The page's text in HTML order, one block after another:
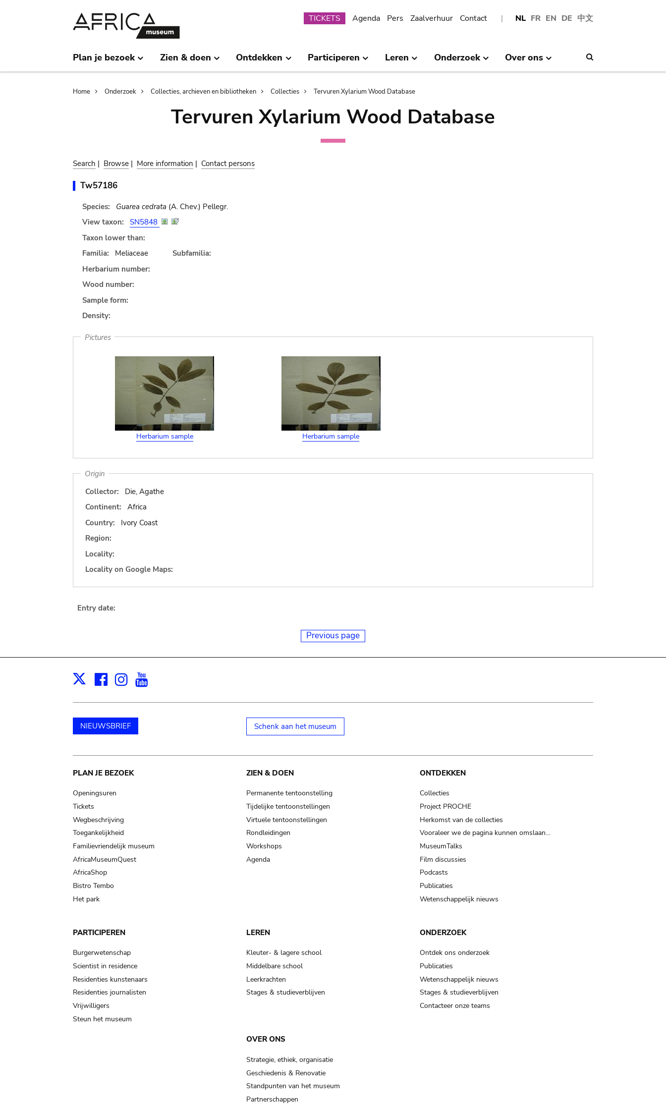
NL FR EN DE 中文
Submenu
TICKETS Agenda Pers Zaalverhuur Contact
Plan je bezoek Zien & doen Ontdekken Participeren Leren Onderzoek Over ons
Breadcrumb
Home Onderzoek Collecties, archieven en bibliotheken Collecties Tervuren Xylarium Wood Database
Tervuren Xylarium Wood Database
Search | Browse | More information | Contact persons
Tw57186
Species: Guarea cedrata (A. Chev.) Pellegr.
View taxon:
SN5848
Taxon lower than:
Familia:
Meliaceae
Subfamilia:
Herbarium number:
Wood number:
Sample form:
Density:
Pictures
Herbarium sample Herbarium sample
Origin
Collector:
Die, Agathe
Continent:
Africa
Country:
Ivory Coast
Region:
Locality:
Locality on Google Maps:
Entry date:
Previous page
X Facebook
Instagram
NIEUWSBRIEF Schenk aan het museum
Main
navigation
PLAN JE BEZOEK
Openingsuren
Tickets
Wegbeschrijving
Toegankelijkheid
Familievriendelijk museum
AfricaMuseumQuest
AfricaShop
Bistro Tembo
Het park
ZIEN & DOEN
Permanente tentoonstelling
Tijdelijke tentoonstellingen
Virtuele tentoonstellingen
Rondleidingen
Workshops
Agenda
ONTDEKKEN
Collecties
Project PROCHE
Herkomst van de collecties
Vooraleer we de pagina kunnen omslaan…
MuseumTalks
Film discussies
Podcasts
Publicaties
Wetenschappelijk nieuws
PARTICIPEREN
Burgerwetenschap
Scientist in residence
Residenties kunstenaars
Residenties journalisten
Vrijwilligers
Steun het museum
LEREN
Kleuter- & lagere school
Middelbare school
Leerkrachten
Stages & studieverblijven
ONDERZOEK
Ontdek ons onderzoek
Publicaties
Wetenschappelijk nieuws
Stages & studieverblijven
Contacteer onze teams
OVER ONS
Strategie, ethiek, organisatie
Geschiedenis & Renovatie
Standpunten van het museum
Partnerschappen